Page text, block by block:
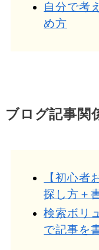
自分で考
め方
ブログ記事関
【初心者
探し方＋
検索ボリ
で記事を